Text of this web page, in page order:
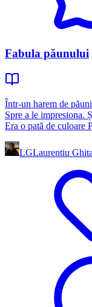
Fabula păunului
Într-un harem de
Spre a le impresiona.
Era o pată de culoare
LGLaurentiu Ghita